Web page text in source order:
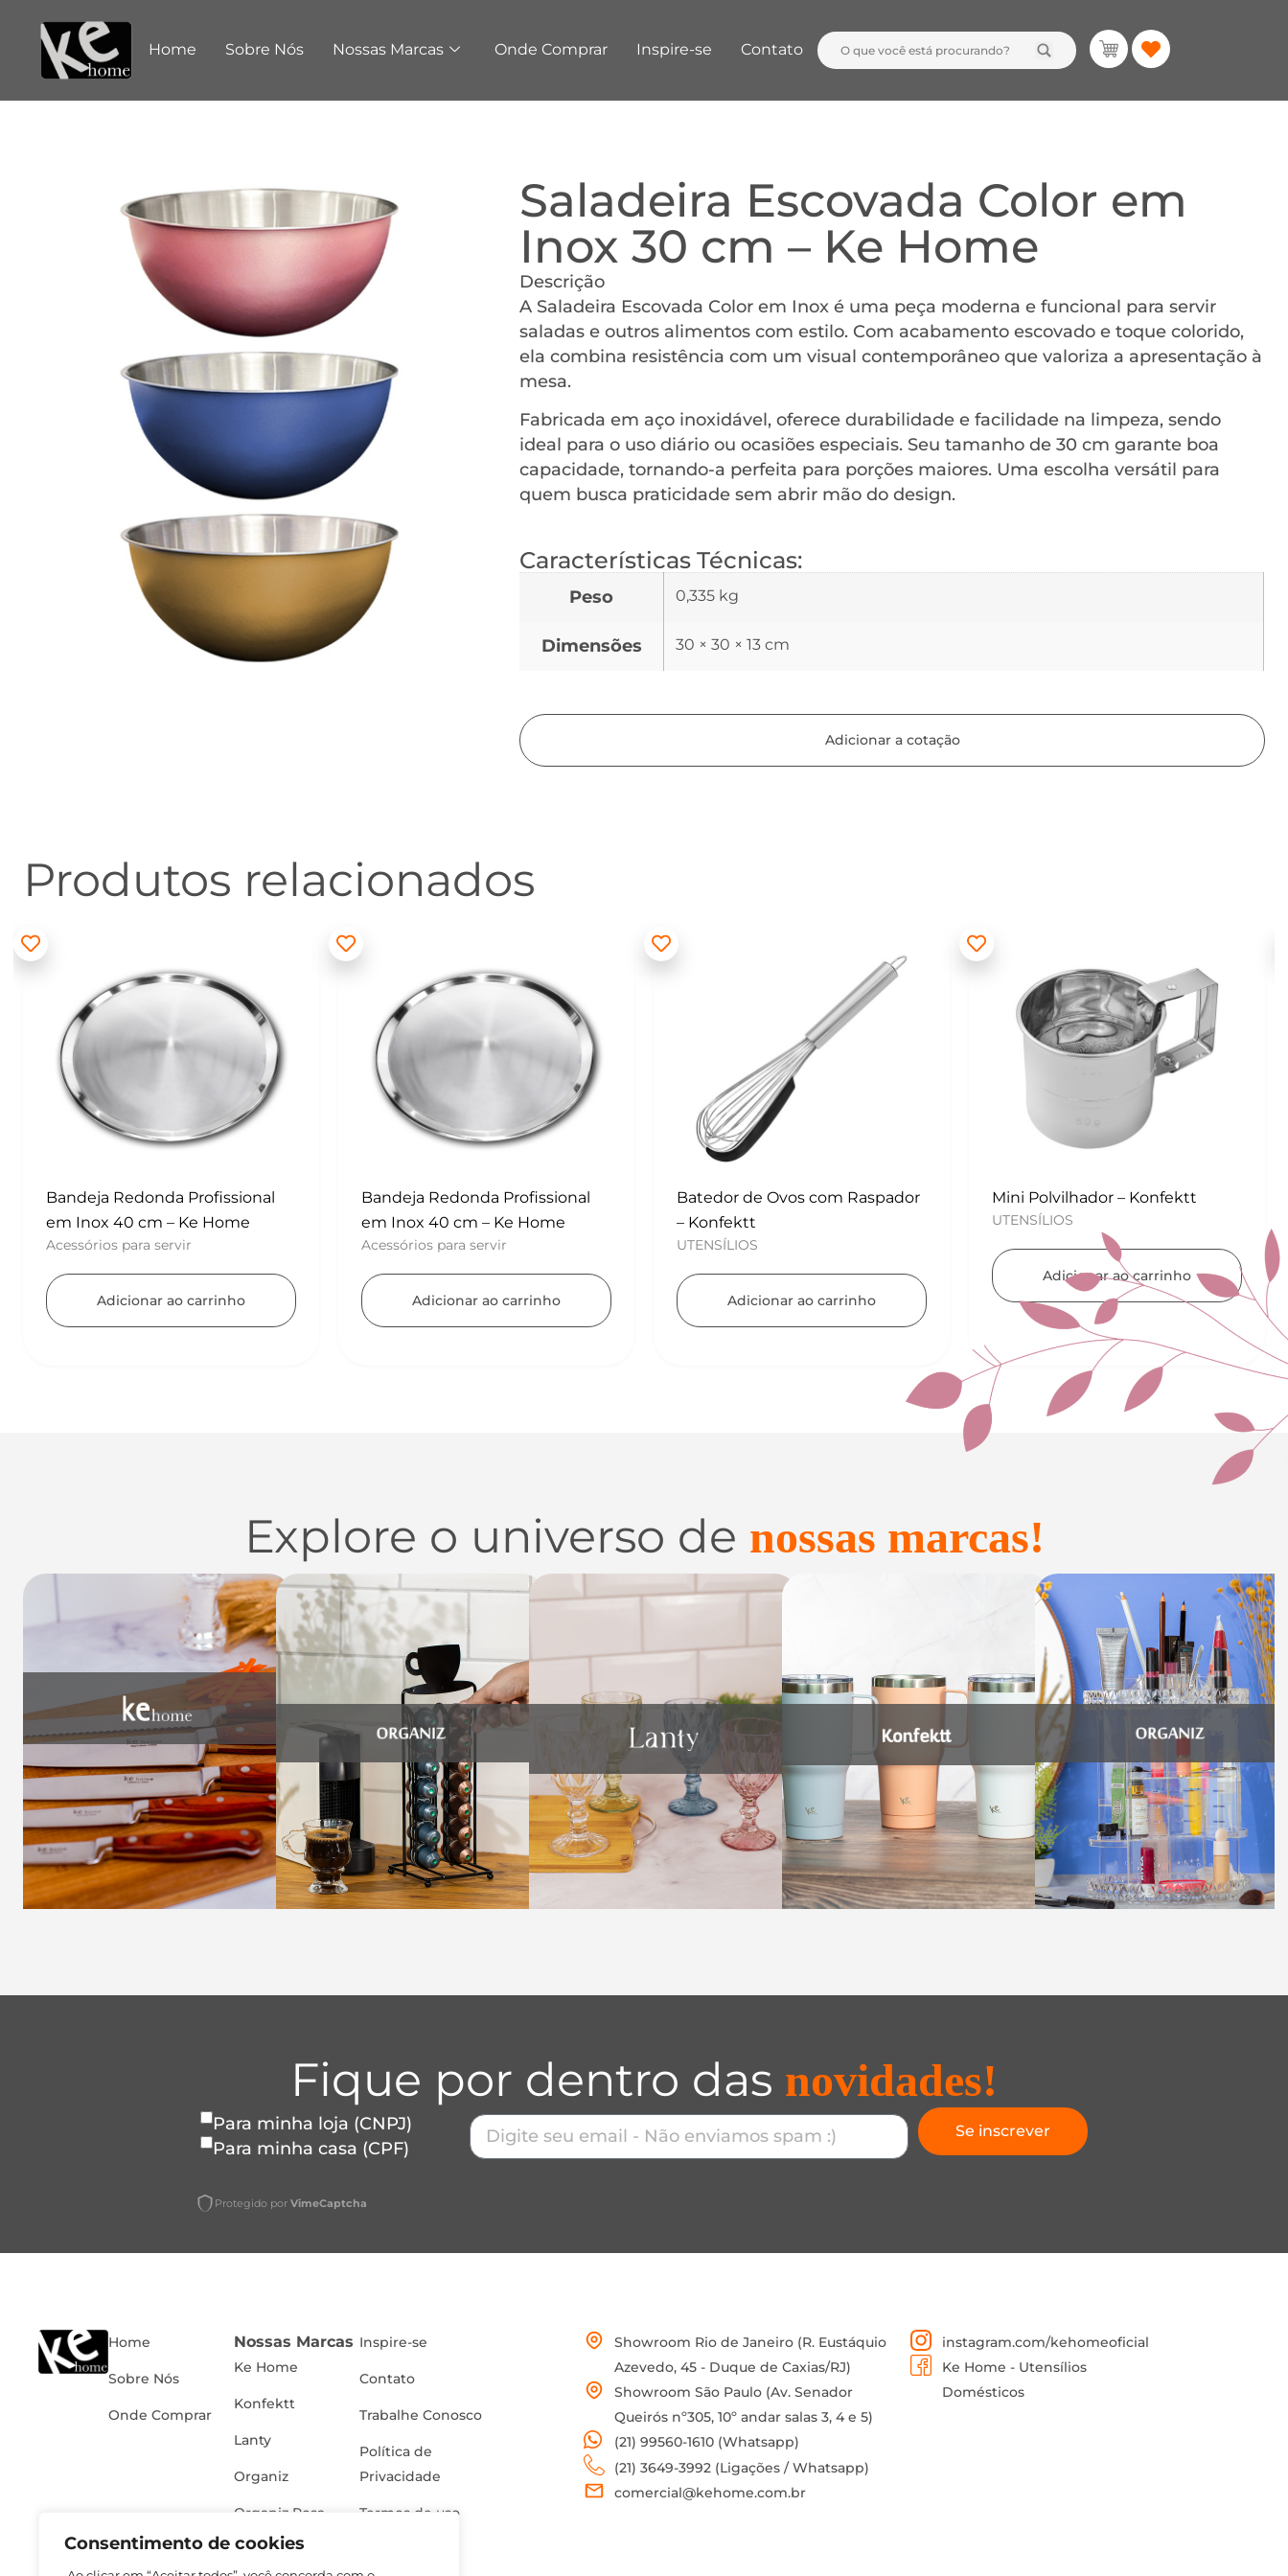
Consentimento de cookies
Home Sobre Nós Nossas Marcas Onde Comprar Inspire-se Contato
Saladeira Escovada Color em
Inox 30 cm – Ke Home
Descrição
A Saladeira Escovada Color em Inox é uma peça moderna e funcional para servir
saladas e outros alimentos com estilo. Com acabamento escovado e toque colorido,
ela combina resistência com um visual contemporâneo que valoriza a apresentação à
mesa.
Fabricada em aço inoxidável, oferece durabilidade e facilidade na limpeza, sendo
ideal para o uso diário ou ocasiões especiais. Seu tamanho de 30 cm garante boa
capacidade, tornando-a perfeita para porções maiores. Uma escolha versátil para
quem busca praticidade sem abrir mão do design.
Características Técnicas:
Peso 0,335 kg
Dimensões 30 × 30 × 13 cm
Adicionar a cotação
Produtos relacionados
Bandeja Redonda Profissional
em Inox 40 cm – Ke Home
Acessórios para servir
Adicionar ao carrinho
Batedor de Ovos com Raspador
– Konfektt
UTENSÍLIOS
Adicionar ao carrinho
Mini Polvilhador – Konfektt
UTENSÍLIOS
Adicionar ao carrinho
Kit para Copos de Massa 2 peças
– Konfektt
UTENSÍLIOS
Adicionar ao carrinho
Explore o universo de nossas marcas!
Utensílios do Lar
Casa e
Organização
Vidro
Acessórios
inteligentes
Fique por dentro das novidades!
Para minha loja (CNPJ)
Para minha casa (CPF)
Se inscrever
Protegido por VimeCaptcha
Home
Sobre Nós
Onde Comprar
Nossas Marcas
Ke Home
Konfektt
Lanty
Organiz
Organiz Rosa
Inspire-se
Contato
Trabalhe Conosco
Política de
Privacidade
Termos de uso
Showroom Rio de Janeiro (R. Eustáquio
Azevedo, 45 - Duque de Caxias/RJ)
Showroom São Paulo (Av. Senador
Queirós nº305, 10º andar salas 3, 4 e 5)
(21) 99560-1610 (Whatsapp)
(21) 3649-3992 (Ligações / Whatsapp)
comercial@kehome.com.br
instagram.com/kehomeoficial
Ke Home - Utensílios
Domésticos